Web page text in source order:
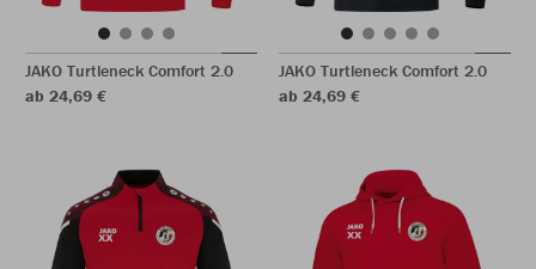
JAKO Turtleneck Comfort 2.0
ab 24,69 €
JAKO Turtleneck Comfort 2.0
ab 24,69 €